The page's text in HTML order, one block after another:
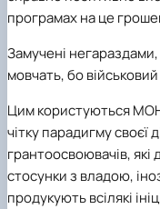
програмах на це
Замучені негараздами,
мовчать, бо
Цим користуються
чітку парадигму своєї
грантоосвоювачів,
стосунки з владою,
продукують всілякі